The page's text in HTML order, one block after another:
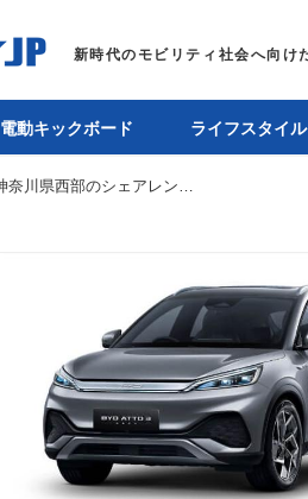
HOME
電動キックボード ライフスタイル
BYDのATTO 3とドルフィン、提供神奈川県西部のシェアレンタルサービス「西湘・足柄レンたび」に導入